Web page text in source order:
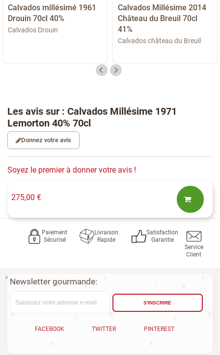
Calvados millésimé 1961
Drouin 70cl 40%
Calvados Drouin
Calvados Millésime 2014
Château du Breuil 70cl
41%
Calvados château du Breuil
Les avis sur : Calvados Millésime 1971
Lemorton 40% 70cl
Donnez votre avis
Soyez le premier à donner votre avis !
275,00 €
Paiement
Sécurisé
Livraison
Rapide
Satisfaction
Garantie
Service
Client
Newsletter gourmande:
S'INSCRIRE
FACEBOOK TWITTER PINTEREST